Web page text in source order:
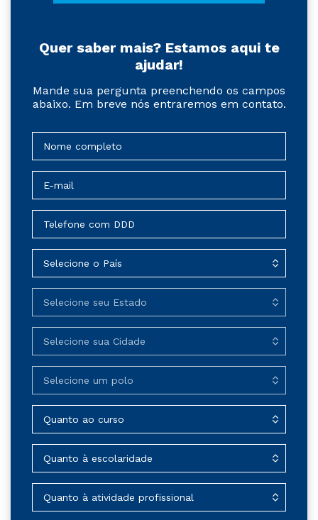
Quer saber mais? Estamos aqui te
ajudar!
Mande sua pergunta preenchendo os campos
abaixo. Em breve nós entraremos em contato.